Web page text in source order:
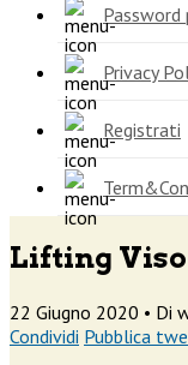
Password
Privacy
Registrati
Lifting
22 Giugno 2020 • Di
Condividi Pubblica